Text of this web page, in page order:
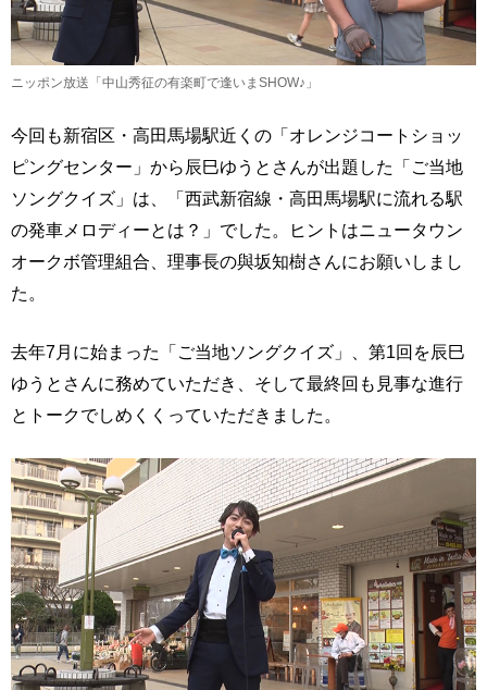
ニッポン放送「中山秀征の有楽町で逢いまSHOW♪」
今回も新宿区・高田馬場駅近くの「オレンジコートショッ
ピングセンター」から辰巳ゆうとさんが出題した「ご当地
ソングクイズ」は、「西武新宿線・高田馬場駅に流れる駅
の発車メロディーとは？」でした。ヒントはニュータウン
オークボ管理組合、理事長の與坂知樹さんにお願いしまし
た。
去年7月に始まった「ご当地ソングクイズ」、第1回を辰巳
ゆうとさんに務めていただき、そして最終回も見事な進行
とトークでしめくくっていただきました。